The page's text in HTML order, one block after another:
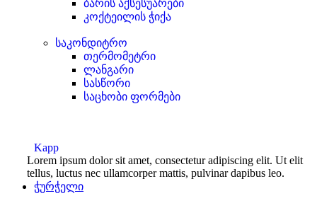
ბარის აქსესუარები
კოქტეილის ჭიქა
საკონდიტრო
თერმომეტრი
ლანგარი
სასწორი
საცხობი ფორმები
Kapp
Lorem ipsum dolor sit amet, consectetur adipiscing elit. Ut elit
tellus, luctus nec ullamcorper mattis, pulvinar dapibus leo.
ჭურჭელი